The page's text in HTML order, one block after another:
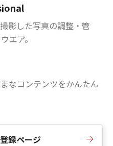
影した写真の調整・管
エア。
なコンテンツをかんたん
録ページ